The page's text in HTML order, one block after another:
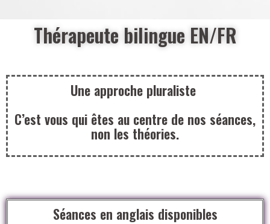
Thérapeute bilingue EN/FR
Une approche pluraliste
C’est vous qui êtes au centre de nos séances,
non les théories.
Séances en anglais disponibles